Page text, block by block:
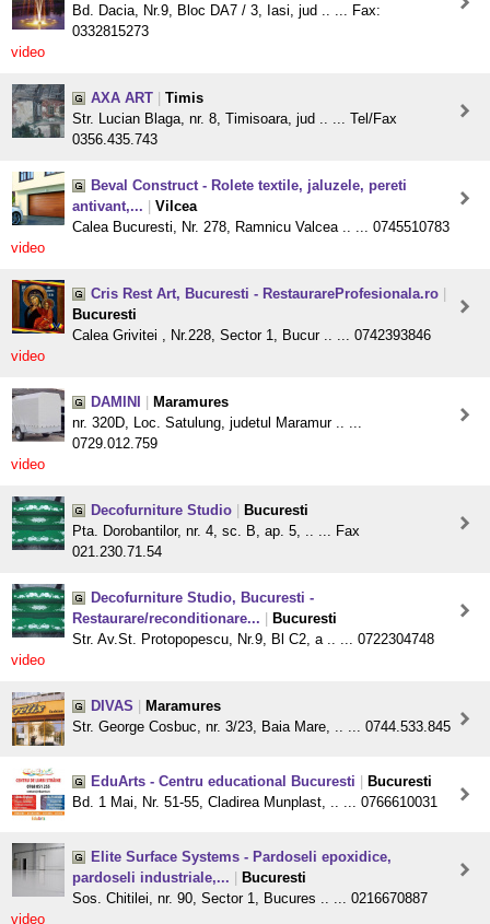
Bd. Dacia, Nr.9, Bloc DA7 / 3, Iasi, jud .. ... Fax:
0332815273
video
AXA ART
Timis
Str. Lucian Blaga, nr. 8, Timisoara, jud .. ... Tel/Fax
0356.435.743
Beval Construct - Rolete textile, jaluzele, pereti
antivant,...
Vilcea
Calea Bucuresti, Nr. 278, Ramnicu Valcea .. ... 0745510783
video
Cris Rest Art, Bucuresti - RestaurareProfesionala.ro
Bucuresti
Calea Grivitei , Nr.228, Sector 1, Bucur .. ... 0742393846
video
DAMINI
Maramures
nr. 320D, Loc. Satulung, judetul Maramur .. ...
0729.012.759
video
Decofurniture Studio
Bucuresti
Pta. Dorobantilor, nr. 4, sc. B, ap. 5, .. ... Fax
021.230.71.54
Decofurniture Studio, Bucuresti -
Restaurare/reconditionare...
Bucuresti
Str. Av.St. Protopopescu, Nr.9, Bl C2, a .. ... 0722304748
video
DIVAS
Maramures
Str. George Cosbuc, nr. 3/23, Baia Mare, .. ... 0744.533.845
EduArts - Centru educational Bucuresti
Bucuresti
Bd. 1 Mai, Nr. 51-55, Cladirea Munplast, .. ... 0766610031
Elite Surface Systems - Pardoseli epoxidice,
pardoseli industriale,...
Bucuresti
Sos. Chitilei, nr. 90, Sector 1, Bucures .. ... 0216670887
video